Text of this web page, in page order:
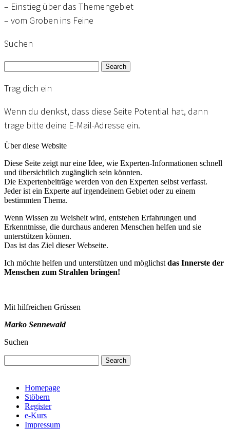
– Einstieg über das Themengebiet
– vom Groben ins Feine
Suchen
Search
Trag dich ein
Wenn du denkst, dass diese Seite Potential hat, dann
trage bitte deine E-Mail-Adresse ein.
Über diese Website
Diese Seite zeigt nur eine Idee, wie Experten-Informationen schnell
und übersichtlich zugänglich sein könnten.
Die Expertenbeiträge werden von den Experten selbst verfasst.
Jeder ist ein Experte auf irgendeinem Gebiet oder zu einem
bestimmten Thema.
Wenn Wissen zu Weisheit wird, entstehen Erfahrungen und
Erkenntnisse, die durchaus anderen Menschen helfen und sie
unterstützen können.
Das ist das Ziel dieser Webseite.
Ich möchte helfen und unterstützen und möglichst das Innerste der
Menschen zum Strahlen bringen!
Mit hilfreichen Grüssen
Marko Sennewald
Suchen
Search
Homepage
Stöbern
Register
e-Kurs
Impressum